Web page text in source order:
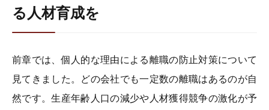
る人材育成を
前章では、個人的な理由による離職の防止対策について
見てきました。どの会社でも一定数の離職はあるのが自
然です。生産年齢人口の減少や人材獲得競争の激化が予